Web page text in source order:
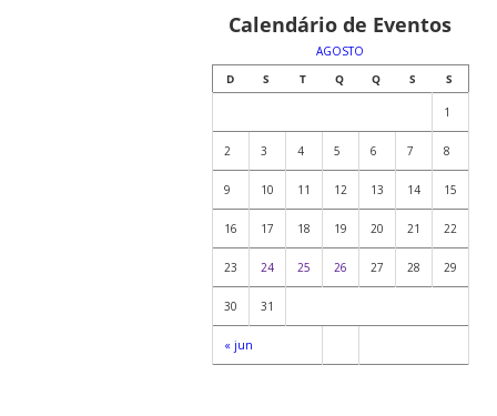
Calendário de Eventos
AGOSTO
D
S T Q Q S S
« jun
1
2 3 4 5 6 7 8
9 10 11 12 13 14 15
16 17 18 19 20 21 22
23 24 25 26 27 28 29
30 31